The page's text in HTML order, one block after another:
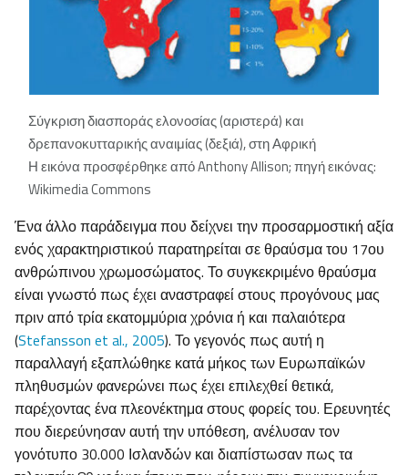
Σύγκριση διασποράς ελονοσίας (αριστερά) και
δρεπανοκυτταρικής αναιμίας (δεξιά), στη Αφρική
Η εικόνα προσφέρθηκε από Anthony Allison; πηγή εικόνας:
Wikimedia Commons
Ένα άλλο παράδειγμα που δείχνει την προσαρμοστική αξία
ενός χαρακτηριστικού παρατηρείται σε θραύσμα του 17ου
ανθρώπινου χρωμοσώματος. Το συγκεκριμένο θραύσμα
είναι γνωστό πως έχει αναστραφεί στους προγόνους μας
πριν από τρία εκατομμύρια χρόνια ή και παλαιότερα
(Stefansson et al., 2005). Το γεγονός πως αυτή η
παραλλαγή εξαπλώθηκε κατά μήκος των Ευρωπαϊκών
πληθυσμών φανερώνει πως έχει επιλεχθεί θετικά,
παρέχοντας ένα πλεονέκτημα στους φορείς του. Ερευνητές
που διερεύνησαν αυτή την υπόθεση, ανέλυσαν τον
γονότυπο 30.000 Ισλανδών και διαπίστωσαν πως τα